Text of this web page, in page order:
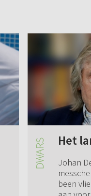
Het
Johan
been